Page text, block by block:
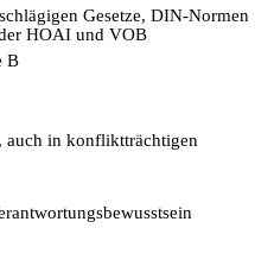
Gesetze, DIN-Normen
HOAI und VOB
B
auch in konfliktträchtigen